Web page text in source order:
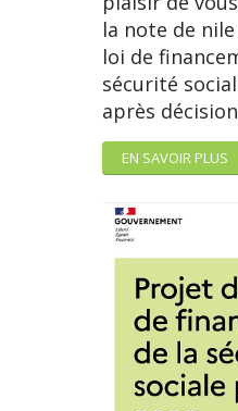
la note de
loi de
sécurité
après
EN SAVOIR PLUS